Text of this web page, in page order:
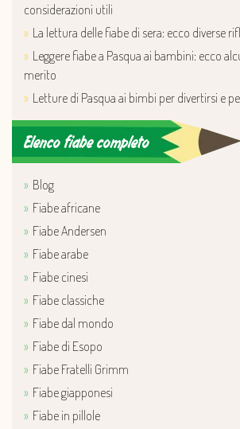
considerazioni utili
La lettura delle fiabe di sera: ecco diverse
Leggere fiabe a Pasqua ai bambini: ecco
merito
Letture di Pasqua ai bimbi per divertirsi e
Elenco fiabe completo
Blog
Fiabe africane
Fiabe Andersen
Fiabe arabe
Fiabe cinesi
Fiabe classiche
Fiabe dal mondo
Fiabe di Esopo
Fiabe Fratelli Grimm
Fiabe giapponesi
Fiabe in pillole